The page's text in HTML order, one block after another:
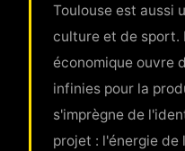
Toulouse est aussi
culture et de sport.
économique ouvre
infinies pour la
s'imprègne de
projet : l'énergie de